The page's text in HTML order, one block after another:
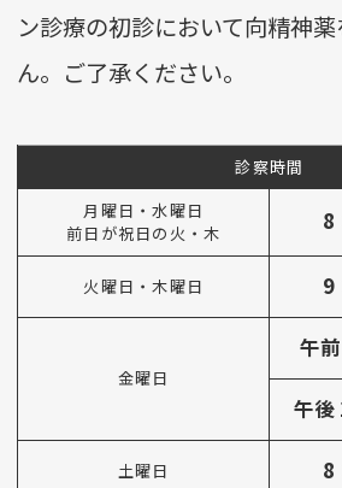
ン診療の初診において向精神
ん。ご了承ください。
診察時間
月曜日・水曜日
前日が祝日の火・木
8
火曜日・木曜日 9
金曜日
午
午後
土曜日 8